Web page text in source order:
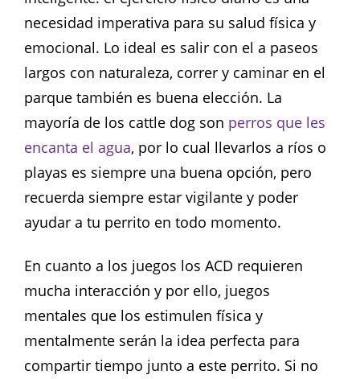
necesidad imperativa para su salud física y
emocional. Lo ideal es salir con el a paseos
largos con naturaleza, correr y caminar en el
parque también es buena elección. La
mayoría de los cattle dog son perros que les
encanta el agua, por lo cual llevarlos a ríos o
playas es siempre una buena opción, pero
recuerda siempre estar vigilante y poder
ayudar a tu perrito en todo momento.
En cuanto a los juegos los ACD requieren
mucha interacción y por ello, juegos
mentales que los estimulen física y
mentalmente serán la idea perfecta para
compartir tiempo junto a este perrito. Si no